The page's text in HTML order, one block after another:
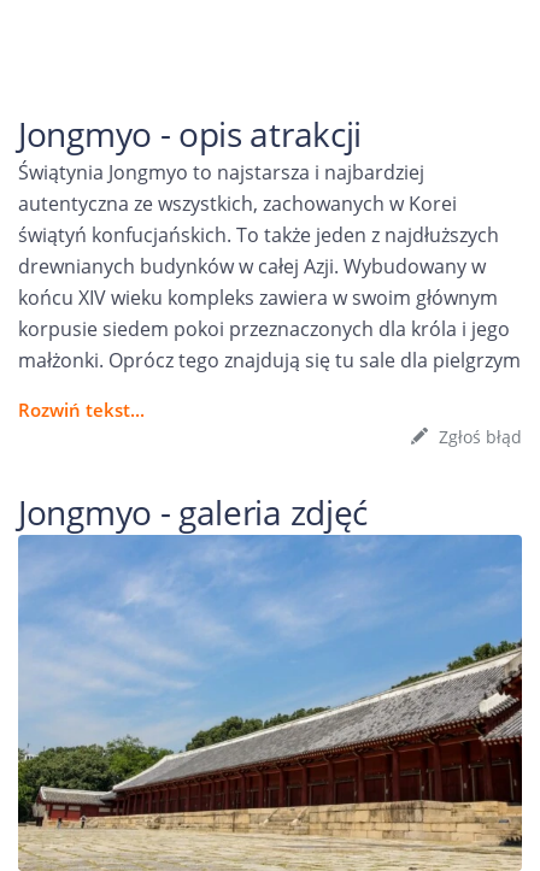
Jongmyo - opis atrakcji
Świątynia Jongmyo to najstarsza i najbardziej
autentyczna ze wszystkich, zachowanych w Korei
świątyń konfucjańskich. To także jeden z najdłuższych
drewnianych budynków w całej Azji. Wybudowany w
końcu XIV wieku kompleks zawiera w swoim głównym
korpusie siedem pokoi przeznaczonych dla króla i jego
małżonki. Oprócz tego znajdują się tu sale dla pielgrzym
Rozwiń tekst...
Zgłoś błąd
Jongmyo - galeria zdjęć